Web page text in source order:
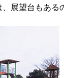
展望台もあ